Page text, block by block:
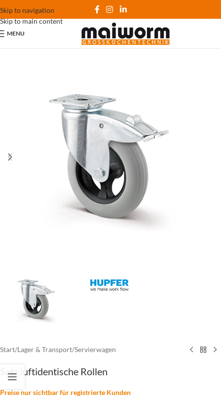
Skip to navigation
Skip to main content
MENU
Start/Lager & Transport/Servierwagen
Satz luftidentische Rollen
Preise nur sichtbar für registrierte Kunden